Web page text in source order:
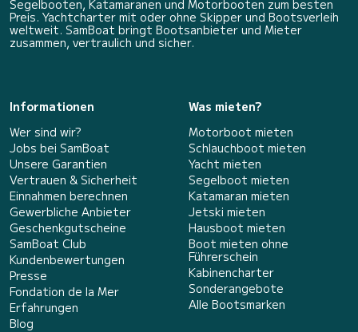
Segelbooten, Katamaranen und Motorbooten zum besten
Preis. Yachtcharter mit oder ohne Skipper und Bootsverleih
weltweit. SamBoat bringt Bootsanbieter und Mieter
zusammen, vertraulich und sicher.
Informationen
Wer sind wir?
Jobs bei SamBoat
Unsere Garantien
Vertrauen & Sicherheit
Einnahmen berechnen
Gewerbliche Anbieter
Geschenkgutscheine
SamBoat Club
Kundenbewertungen
Presse
Fondation de la Mer
Erfahrungen
Blog
Was mieten?
Motorboot mieten
Schlauchboot mieten
Yacht mieten
Segelboot mieten
Katamaran mieten
Jetski mieten
Hausboot mieten
Boot mieten ohne
Führerschein
Kabinencharter
Sonderangebote
Alle Bootsmarken